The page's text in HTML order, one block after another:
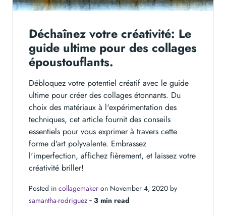
Déchaînez votre créativité: Le
guide ultime pour des collages
époustouflants.
Débloquez votre potentiel créatif avec le guide
ultime pour créer des collages étonnants. Du
choix des matériaux à l'expérimentation des
techniques, cet article fournit des conseils
essentiels pour vous exprimer à travers cette
forme d'art polyvalente. Embrassez
l'imperfection, affichez fièrement, et laissez votre
créativité briller!
Posted in collagemaker on November 4, 2020 by
samantha-rodriguez ‐ 3 min read